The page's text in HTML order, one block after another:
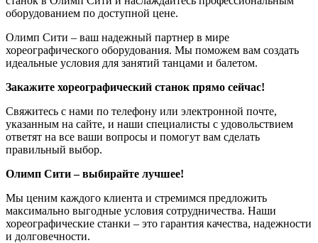
оборудованием по доступной цене.
Олимп Сити – ваш надежный партнер в мире
хореографического оборудования. Мы поможем вам создать
идеальные условия для занятий танцами и балетом.
Закажите хореографический станок прямо сейчас!
Свяжитесь с нами по телефону или электронной почте,
указанным на сайте, и наши специалисты с удовольствием
ответят на все ваши вопросы и помогут вам сделать
правильный выбор.
Олимп Сити – выбирайте лучшее!
Мы ценим каждого клиента и стремимся предложить
максимально выгодные условия сотрудничества. Наши
хореографические станки – это гарантия качества, надежности
и долговечности.